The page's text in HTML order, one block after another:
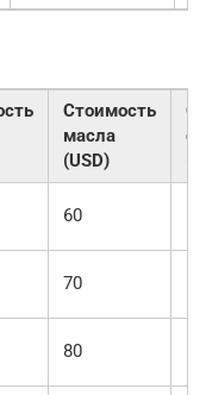
Стоимость
масла
(USD)
60
70
80